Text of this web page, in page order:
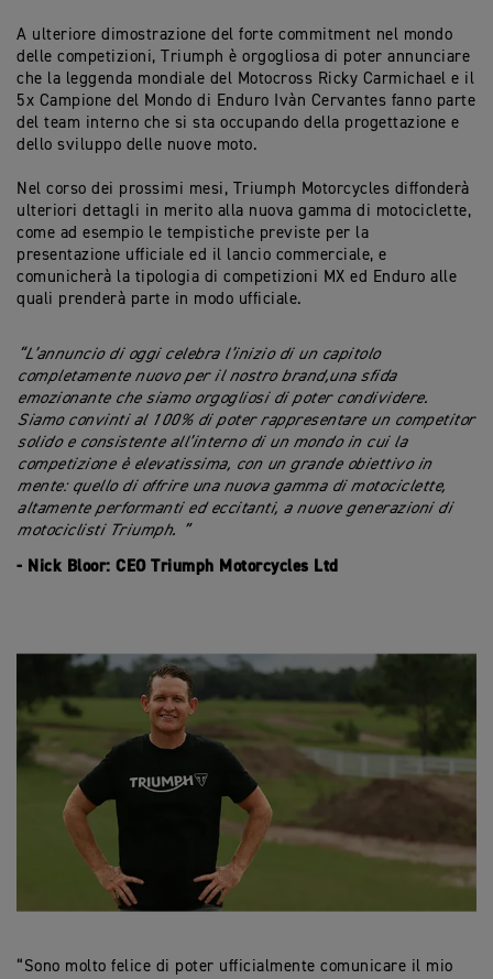
A ulteriore dimostrazione del forte commitment nel mondo
delle competizioni, Triumph è orgogliosa di poter annunciare
che la leggenda mondiale del Motocross Ricky Carmichael e il
5x Campione del Mondo di Enduro Ivàn Cervantes fanno parte
del team interno che si sta occupando della progettazione e
dello sviluppo delle nuove moto.
Nel corso dei prossimi mesi, Triumph Motorcycles diffonderà
ulteriori dettagli in merito alla nuova gamma di motociclette,
come ad esempio le tempistiche previste per la
presentazione ufficiale ed il lancio commerciale, e
comunicherà la tipologia di competizioni MX ed Enduro alle
quali prenderà parte in modo ufficiale.
“L’annuncio di oggi celebra l’inizio di un capitolo
completamente nuovo per il nostro brand,una sfida
emozionante che siamo orgogliosi di poter condividere.
Siamo convinti al 100% di poter rappresentare un competitor
solido e consistente all’interno di un mondo in cui la
competizione è elevatissima, con un grande obiettivo in
mente: quello di offrire una nuova gamma di motociclette,
altamente performanti ed eccitanti, a nuove generazioni di
motociclisti Triumph. ”
- Nick Bloor: CEO Triumph Motorcycles Ltd
“Sono molto felice di poter ufficialmente comunicare il mio